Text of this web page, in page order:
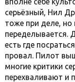
серьёзный, Нил
тоже при деле,
переделывается.
есть где
провал. Пилот
многие критики
перехваливают и